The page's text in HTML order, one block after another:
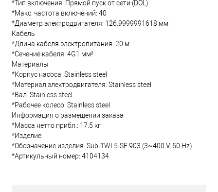
*Тип включения: Прямой пуск от сети (DOL)
*Макс. частота включений: 40
*Диаметр электродвигателя: 126.9999991618 мм
Кабель
*Длина кабеля электропитания: 20 м
*Сечение кабеля: 4G1 мм²
Материалы
*Корпус насоса: Stainless steel
*Материал электродвигателя: Stainless steel
*Вал: Stainless steel
*Рабочее колесо: Stainless steel
Информация о размещении заказа
*Масса нетто прибл.: 17.5 кг
*Изделие:
*Обозначение изделия: Sub-TWI 5-SE 903 (3~400 V, 50 Hz)
*Артикульный номер: 4104134